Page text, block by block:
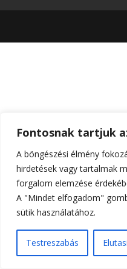
Fontosnak tartjuk
A böngészési élmény
hirdetések vagy tartalmak
forgalom elemzése
A "Mindet elfogadom"
sütik használatához.
Testreszabás